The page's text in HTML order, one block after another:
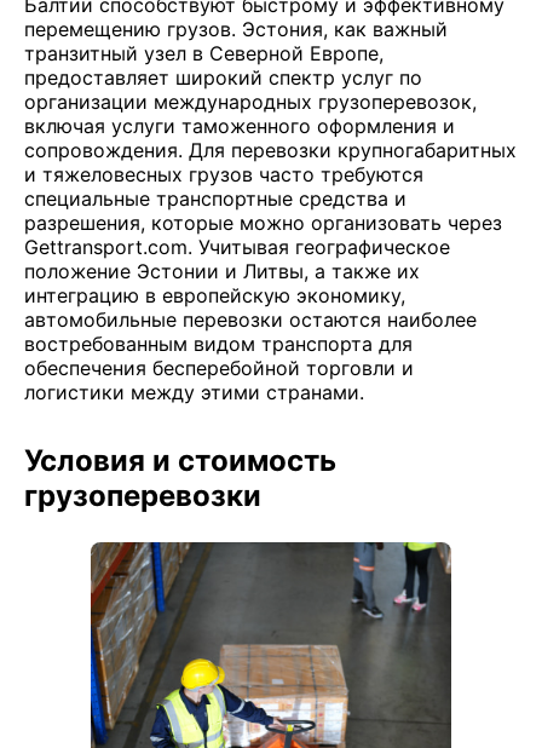
Балтии способствуют быстрому и эффективному
перемещению грузов. Эстония, как важный
транзитный узел в Северной Европе,
предоставляет широкий спектр услуг по
организации международных грузоперевозок,
включая услуги таможенного оформления и
сопровождения. Для перевозки крупногабаритных
и тяжеловесных грузов часто требуются
специальные транспортные средства и
разрешения, которые можно организовать через
Gettransport.com. Учитывая географическое
положение Эстонии и Литвы, а также их
интеграцию в европейскую экономику,
автомобильные перевозки остаются наиболее
востребованным видом транспорта для
обеспечения бесперебойной торговли и
логистики между этими странами.
Условия и стоимость
грузоперевозки